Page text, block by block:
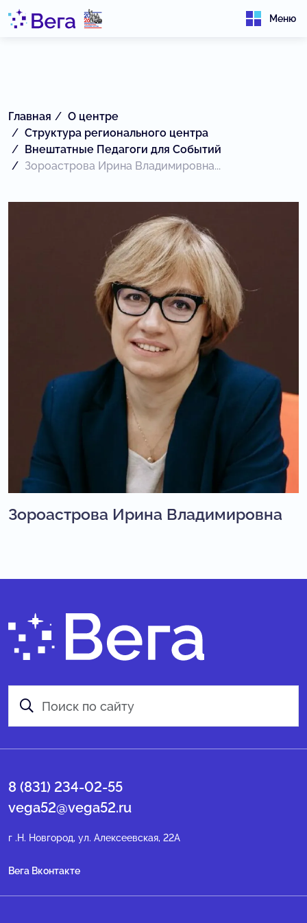
Меню
Главная
О центре
Структура регионального центра
Внештатные Педагоги для Событий
Зороастрова Ирина Владимировна...
Зороастрова Ирина Владимировна
8 (831) 234-02-55
vega52@vega52.ru
г .Н. Новгород, ул. Алексеевская, 22А
Вега Вконтакте